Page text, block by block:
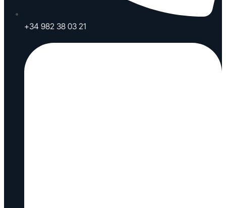
+34 982 38 03 21